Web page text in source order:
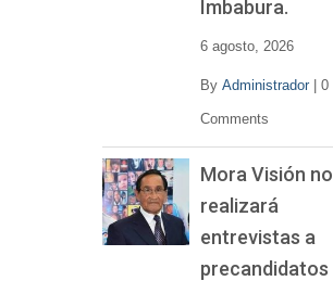
Imbabura.
6 agosto, 2026
By Administrador| 0
Comments
Mora Visión no
realizará
entrevistas a
precandidatos